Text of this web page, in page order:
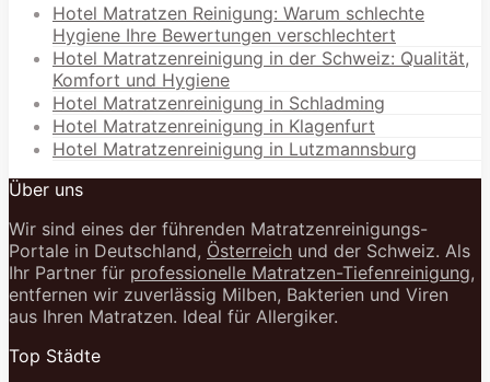
Hotel Matratzen Reinigung: Warum schlechte
Hygiene Ihre Bewertungen verschlechtert
Hotel Matratzenreinigung in der Schweiz: Qualität,
Komfort und Hygiene
Hotel Matratzenreinigung in Schladming
Hotel Matratzenreinigung in Klagenfurt
Hotel Matratzenreinigung in Lutzmannsburg
Über uns
Wir sind eines der führenden Matratzenreinigungs-
Portale in Deutschland, Österreich und der Schweiz. Als
Ihr Partner für professionelle Matratzen-Tiefenreinigung,
entfernen wir zuverlässig Milben, Bakterien und Viren
aus Ihren Matratzen. Ideal für Allergiker.
Top Städte